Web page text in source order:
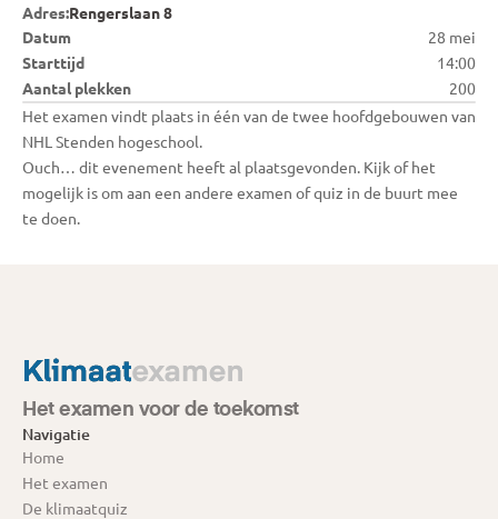
Datum
28 mei
Starttijd
14:00
Aantal plekken
200
Het examen vindt plaats in één van de twee hoofdgebouwen van
NHL Stenden hogeschool.
Adres:Rengerslaan 8
Ouch… dit evenement heeft al plaatsgevonden. Kijk of het
mogelijk is om aan een andere examen of quiz in de buurt mee
te doen.
Het examen voor de toekomst
Navigatie
Home
Het examen
De klimaatquiz